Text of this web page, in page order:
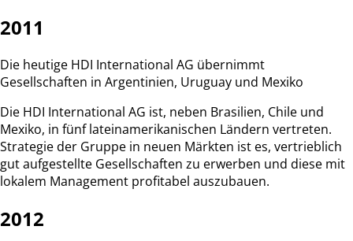
2011
Die heutige HDI International AG übernimmt
Gesellschaften in Argentinien, Uruguay und Mexiko
Die HDI International AG ist, neben Brasilien, Chile und
Mexiko, in fünf lateinamerikanischen Ländern vertreten.
Strategie der Gruppe in neuen Märkten ist es, vertrieblich
gut aufgestellte Gesellschaften zu erwerben und diese mit
lokalem Management profitabel auszubauen.
2012